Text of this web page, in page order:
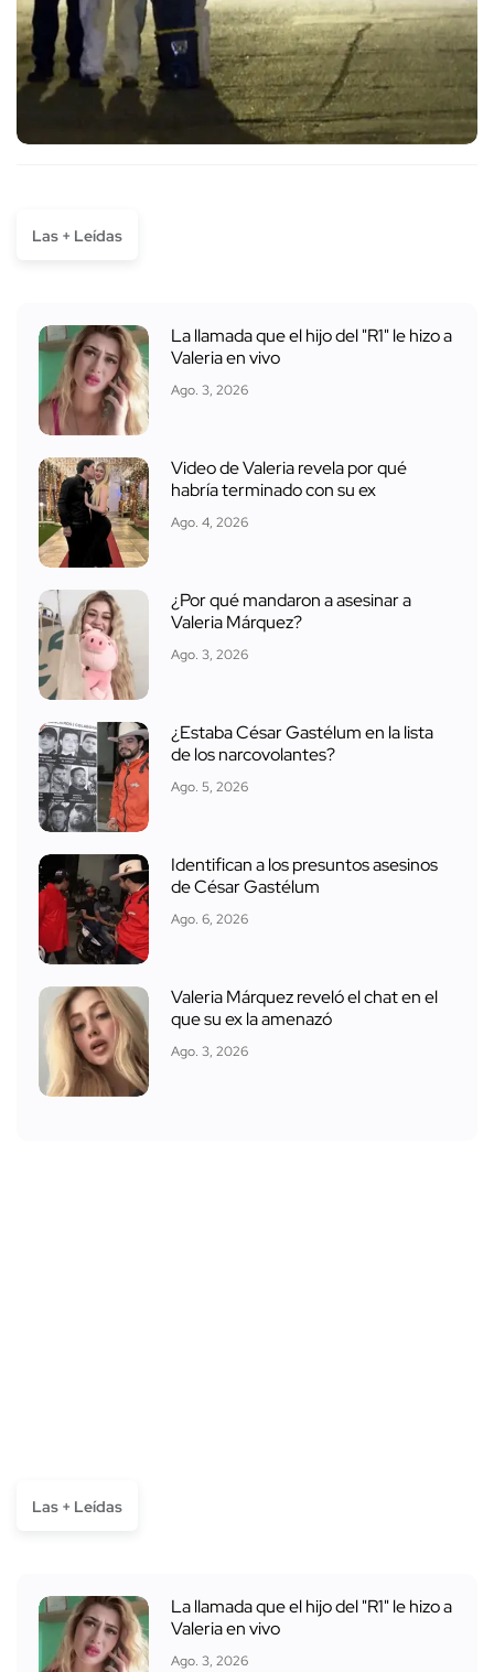
Las + Leídas
La llamada que el hijo del "R1" le hizo a
Valeria en vivo
Ago. 3, 2026
Video de Valeria revela por qué
habría terminado con su ex
Ago. 4, 2026
¿Por qué mandaron a asesinar a
Valeria Márquez?
Ago. 3, 2026
¿Estaba César Gastélum en la lista
de los narcovolantes?
Ago. 5, 2026
Identifican a los presuntos asesinos
de César Gastélum
Ago. 6, 2026
Valeria Márquez reveló el chat en el
que su ex la amenazó
Ago. 3, 2026
Las + Leídas
La llamada que el hijo del "R1" le hizo a
Valeria en vivo
Ago. 3, 2026